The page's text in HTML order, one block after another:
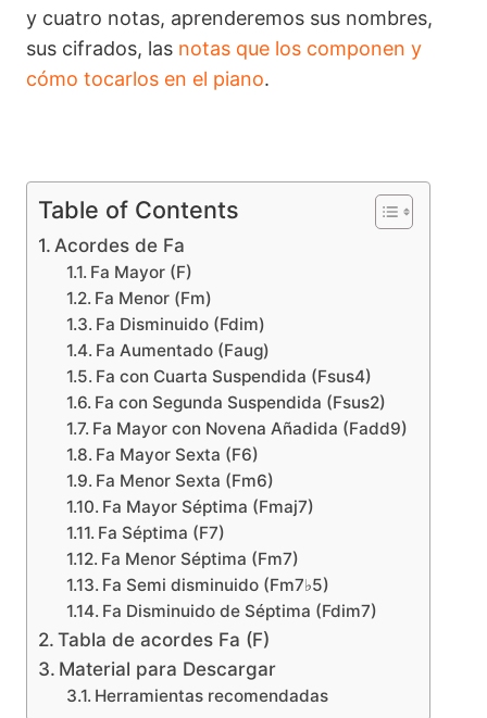
y cuatro notas, aprenderemos sus nombres,
sus cifrados, las notas que los componen y
cómo tocarlos en el piano.
Table of Contents
Acordes de Fa
Fa Mayor (F)
Fa Menor (Fm)
Fa Disminuido (Fdim)
Fa Aumentado (Faug)
Fa con Cuarta Suspendida (Fsus4)
Fa con Segunda Suspendida (Fsus2)
Fa Mayor con Novena Añadida (Fadd9)
Fa Mayor Sexta (F6)
Fa Menor Sexta (Fm6)
Fa Mayor Séptima (Fmaj7)
Fa Séptima (F7)
Fa Menor Séptima (Fm7)
Fa Semi disminuido (Fm7♭5)
Fa Disminuido de Séptima (Fdim7)
Tabla de acordes Fa (F)
Material para Descargar
Herramientas recomendadas